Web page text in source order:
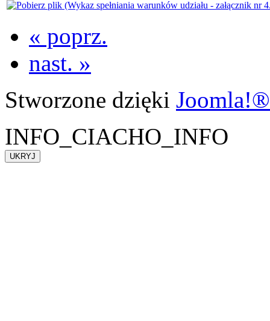
« poprz.
nast. »
Stworzone dzięki Joomla!®
INFO_CIACHO_INFO